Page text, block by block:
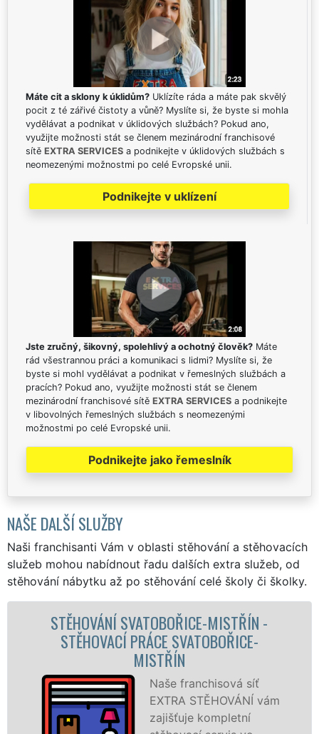
Máte cit a sklony k úklidům? Uklízíte ráda a máte pak skvělý
pocit z té zářivé čistoty a vůně? Myslíte si, že byste si mohla
vydělávat a podnikat v úklidových službách? Pokud ano,
využijte možnosti stát se členem mezinárodní franchisové
sítě EXTRA SERVICES a podnikejte v úklidových službách s
neomezenými možnostmi po celé Evropské unii.
Podnikejte v uklízení
Jste zručný, šikovný, spolehlivý a ochotný člověk? Máte
rád všestrannou práci a komunikaci s lidmi? Myslíte si, že
byste si mohl vydělávat a podnikat v řemeslných službách a
pracích? Pokud ano, využijte možnosti stát se členem
mezinárodní franchisové sítě EXTRA SERVICES a podnikejte
v libovolných řemeslných službách s neomezenými
možnostmi po celé Evropské unii.
Podnikejte jako řemeslník
NAŠE DALŠÍ SLUŽBY
Naši franchisanti Vám v oblasti stěhování a stěhovacích
služeb mohou nabídnout řadu dalších extra služeb, od
stěhování nábytku až po stěhování celé školy či školky.
vám
STĚHOVACÍ SLUŽBA
MISTŘÍN - STĚHOVACÍ
SVATOBOŘICE-MISTŘÍN
stěhovací